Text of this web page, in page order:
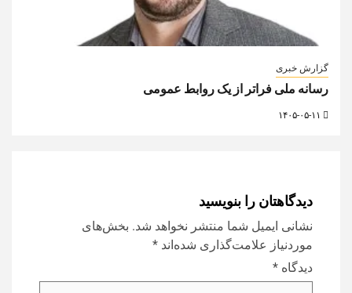
گزارش خبری
رسانه ملی فراتر از یک روابط عمومی
دیدگاهتان را بنویسید
نشانی ایمیل شما منتشر نخواهد شد. بخش‌های
موردنیاز علامت‌گذاری شده‌اند *
دیدگاه *